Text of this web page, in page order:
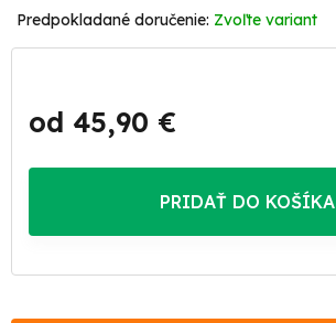
Zvoľte variant
od 45,90 €
Jednotková
cena:
PRIDAŤ DO KOŠÍKA